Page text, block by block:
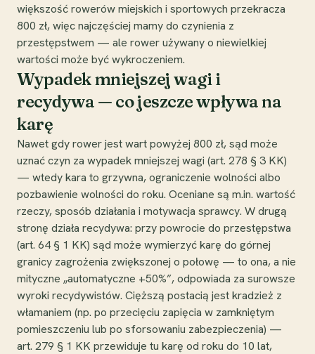
większość rowerów miejskich i sportowych przekracza
800 zł, więc najczęściej mamy do czynienia z
przestępstwem — ale rower używany o niewielkiej
wartości może być wykroczeniem.
Wypadek mniejszej wagi i
recydywa — co jeszcze wpływa na
karę
Nawet gdy rower jest wart powyżej 800 zł, sąd może
uznać czyn za wypadek mniejszej wagi (art. 278 § 3 KK)
— wtedy kara to grzywna, ograniczenie wolności albo
pozbawienie wolności do roku. Oceniane są m.in. wartość
rzeczy, sposób działania i motywacja sprawcy. W drugą
stronę działa recydywa: przy powrocie do przestępstwa
(art. 64 § 1 KK) sąd może wymierzyć karę do górnej
granicy zagrożenia zwiększonej o połowę — to ona, a nie
mityczne „automatyczne +50%”, odpowiada za surowsze
wyroki recydywistów. Cięższą postacią jest kradzież z
włamaniem (np. po przecięciu zapięcia w zamkniętym
pomieszczeniu lub po sforsowaniu zabezpieczenia) —
art. 279 § 1 KK przewiduje tu karę od roku do 10 lat,